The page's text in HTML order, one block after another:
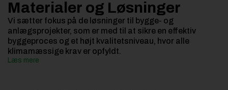
Materialer og Løsninger
Vi sætter fokus på de løsninger til bygge- og
anlægsprojekter, som er med til at sikre en effektiv
byggeproces og et højt kvalitetsniveau, hvor alle
klimamæssige krav er opfyldt.
Læs mere